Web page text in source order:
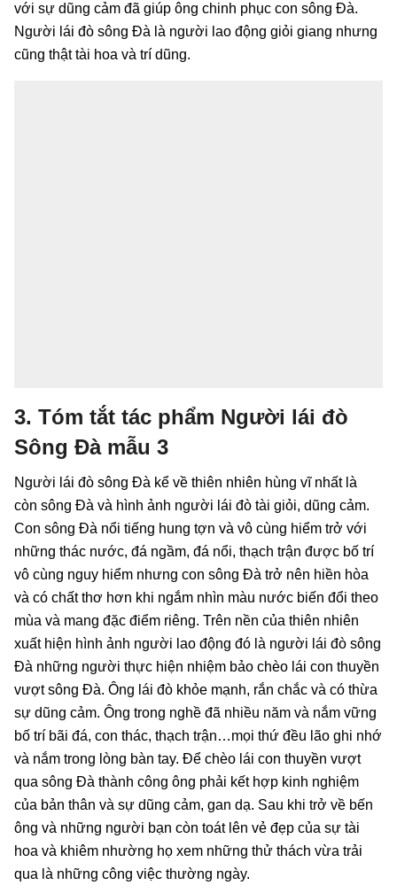
với sự dũng cảm đã giúp ông chinh phục con sông Đà.
Người lái đò sông Đà là người lao động giỏi giang nhưng
cũng thật tài hoa và trí dũng.
3. Tóm tắt tác phẩm Người lái đò
Sông Đà mẫu 3
Người lái đò sông Đà kể về thiên nhiên hùng vĩ nhất là
còn sông Đà và hình ảnh người lái đò tài giỏi, dũng cảm.
Con sông Đà nổi tiếng hung tợn và vô cùng hiểm trở với
những thác nước, đá ngầm, đá nổi, thạch trận được bố trí
vô cùng nguy hiểm nhưng con sông Đà trở nên hiền hòa
và có chất thơ hơn khi ngắm nhìn màu nước biến đổi theo
mùa và mang đặc điểm riêng. Trên nền của thiên nhiên
xuất hiện hình ảnh người lao động đó là người lái đò sông
Đà những người thực hiện nhiệm bảo chèo lái con thuyền
vượt sông Đà. Ông lái đò khỏe mạnh, rắn chắc và có thừa
sự dũng cảm. Ông trong nghề đã nhiều năm và nắm vững
bố trí bãi đá, con thác, thạch trận…mọi thứ đều lão ghi nhớ
và nắm trong lòng bàn tay. Để chèo lái con thuyền vượt
qua sông Đà thành công ông phải kết hợp kinh nghiệm
của bản thân và sự dũng cảm, gan dạ. Sau khi trở về bến
ông và những người bạn còn toát lên vẻ đẹp của sự tài
hoa và khiêm nhường họ xem những thử thách vừa trải
qua là những công việc thường ngày.